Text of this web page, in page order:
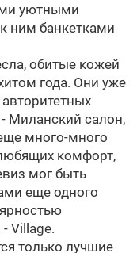
уютными
ним банкетками
обитые кожей
года. Они уже
Миланский салон,
много-много
комфорт,
мог быть
еще одного
Village.
только лучшие